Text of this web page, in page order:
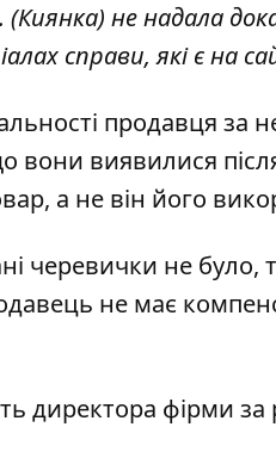
не надала
справи, які є на
продавця за
вони виявилися
а не він його
черевички не було,
не має
директора фірми